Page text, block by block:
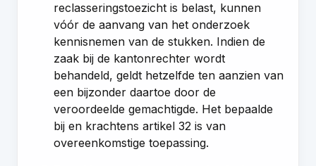
reclasseringstoezicht is belast, kunnen
vóór de aanvang van het onderzoek
kennisnemen van de stukken. Indien de
zaak bij de kantonrechter wordt
behandeld, geldt hetzelfde ten aanzien van
een bijzonder daartoe door de
veroordeelde gemachtigde. Het bepaalde
bij en krachtensartikel 32 is van
overeenkomstige toepassing.